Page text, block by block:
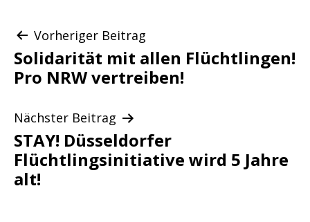
Beitragsnavigation
Vorheriger Beitrag
Solidarität mit allen Flüchtlingen!
Pro NRW vertreiben!
Nächster Beitrag
STAY! Düsseldorfer
Flüchtlingsinitiative wird 5 Jahre
alt!